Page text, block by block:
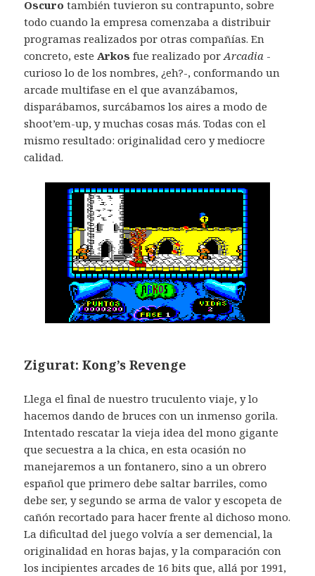
Oscuro también tuvieron su contrapunto, sobre
todo cuando la empresa comenzaba a distribuir
programas realizados por otras compañías. En
concreto, esteArkos fue realizado porArcadia -
curioso lo de los nombres, ¿eh?-, conformando un
arcade multifase en el que avanzábamos,
disparábamos, surcábamos los aires a modo de
shoot’em-up, y muchas cosas más. Todas con el
mismo resultado: originalidad cero y mediocre
calidad.
Zigurat: Kong’s Revenge
Llega el final de nuestro truculento viaje, y lo
hacemos dando de bruces con un inmenso gorila.
Intentado rescatar la vieja idea del mono gigante
que secuestra a la chica, en esta ocasión no
manejaremos a un fontanero, sino a un obrero
español que primero debe saltar barriles, como
debe ser, y segundo se arma de valor y escopeta de
cañón recortado para hacer frente al dichoso mono.
La dificultad del juego volvía a ser demencial, la
originalidad en horas bajas, y la comparación con
los incipientes arcades de 16 bits que, allá por 1991,